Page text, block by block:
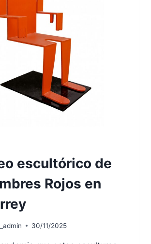
escultórico de
Rojos en
30/11/2025